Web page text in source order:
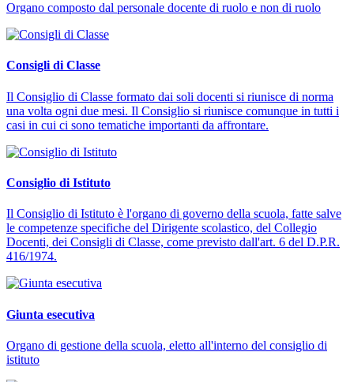
Organo composto dal personale docente di ruolo e non di ruolo
Consigli di Classe
Il Consiglio di Classe formato dai soli docenti si riunisce di norma
una volta ogni due mesi. Il Consiglio si riunisce comunque in tutti i
casi in cui ci sono tematiche importanti da affrontare.
Consiglio di Istituto
Il Consiglio di Istituto è l'organo di governo della scuola, fatte salve
le competenze specifiche del Dirigente scolastico, del Collegio
Docenti, dei Consigli di Classe, come previsto dall'art. 6 del D.P.R.
416/1974.
Giunta esecutiva
Organo di gestione della scuola, eletto all'interno del consiglio di
istituto